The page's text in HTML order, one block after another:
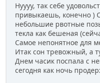
Нуууу, так себе
привыкаешь, конечно )
небольшие рвотные
текла как бешеная
Самое непонятное для
Итак сон тревожный, а
Днем часик поспала с
сегодня как ночь